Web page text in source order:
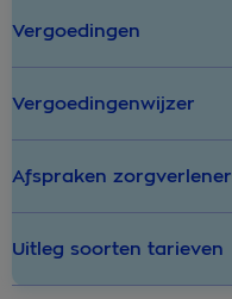
Vergoedingen
Vergoedingenwijzer
Afspraken
Uitleg soorten tarieven